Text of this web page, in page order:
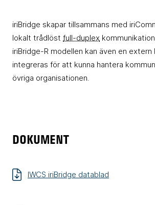
iriBridge skapar tillsammans med
lokalt trådlöst full-duplex
iriBridge-R modellen kan även en extern
integreras för att kunna hantera
övriga organisationen.
DOKUMENT
IWCS iriBridge datablad